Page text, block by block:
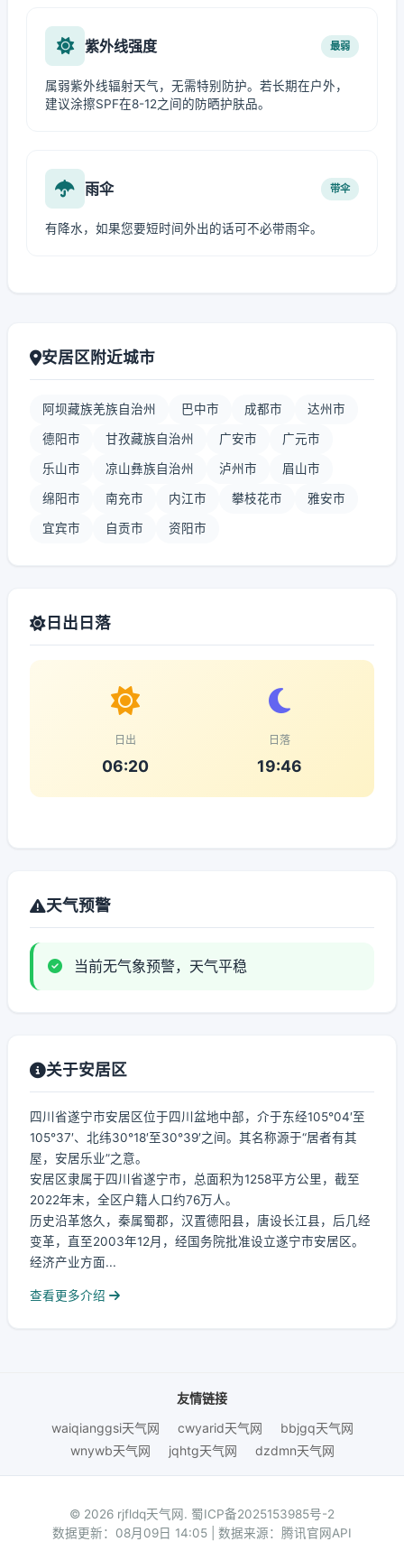
紫外线强度 最弱
属弱紫外线辐射天气，无需特别防护。若长期在户外，
建议涂擦SPF在8-12之间的防晒护肤品。
雨伞 带伞
有降水，如果您要短时间外出的话可不必带雨伞。
安居区附近城市
阿坝藏族羌族自治州 巴中市 成都市 达州市
德阳市 甘孜藏族自治州 广安市 广元市
乐山市 凉山彝族自治州 泸州市 眉山市
绵阳市 南充市 内江市 攀枝花市 雅安市
宜宾市 自贡市 资阳市
日出日落
日出
06:20
日落
19:46
天气预警
当前无气象预警，天气平稳
关于安居区
四川省遂宁市安居区位于四川盆地中部，介于东经105°04′至
105°37′、北纬30°18′至30°39′之间。其名称源于“居者有其
屋，安居乐业”之意。
安居区隶属于四川省遂宁市，总面积为1258平方公里，截至
2022年末，全区户籍人口约76万人。
历史沿革悠久，秦属蜀郡，汉置德阳县，唐设长江县，后几经
变革，直至2003年12月，经国务院批准设立遂宁市安居区。
经济产业方面...
查看更多介绍
友情链接
waiqianggsi天气网
cwyarid天气网
bbjgq天气网
wnywb天气网
jqhtg天气网 dzdmn天气网
© 2026 rjfldq天气网. 蜀ICP备2025153985号-2
数据更新：08月09日 14:05 | 数据来源：腾讯官网API